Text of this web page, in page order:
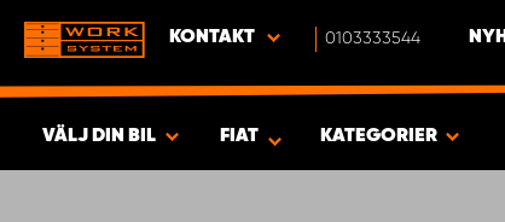
KONTAKT 0103333544
VÄLJ DIN BIL FIAT KATEGORIER